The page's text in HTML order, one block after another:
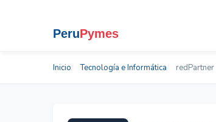
Inicio Tecnología e Informática